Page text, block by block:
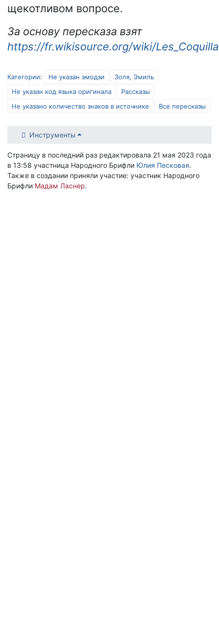
щекотливом вопросе.
За основу пересказа взят
https://fr.wikisource.org/wiki/
Категории: Не указан эмодзи
Золя, Эмиль
Не указан код языка оригинала
Рассказы
Не указано количество знаков в источнике
Все пересказы
Инструменты
Страницу в последний раз редактировала 21 мая 2023 года
в 13:58 участница Народного Брифли Юлия Песковая.
Также в создании приняли участие: участник Народного
Брифли Мадам Ласнер.